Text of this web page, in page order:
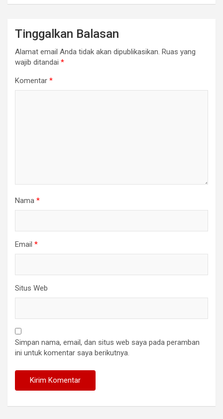
Tinggalkan Balasan
Alamat email Anda tidak akan dipublikasikan. Ruas yang
wajib ditandai *
Komentar *
Nama *
Email *
Situs Web
Simpan nama, email, dan situs web saya pada peramban
ini untuk komentar saya berikutnya.